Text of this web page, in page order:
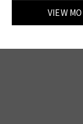
VIEW